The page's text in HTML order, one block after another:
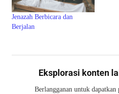
Jenazah Berbicara dan
Berjalan
Eksplorasi konten
Berlangganan untuk dapatkan